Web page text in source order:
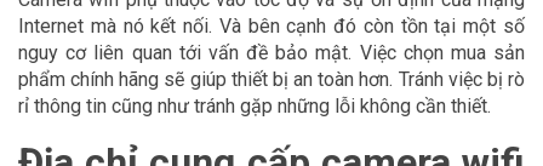
Internet mà nó kết nối. Và bên cạnh đó còn tồn tại một số
nguy cơ liên quan tới vấn đề bảo mật. Việc chọn mua sản
phẩm chính hãng sẽ giúp thiết bị an toàn hơn. Tránh việc bị rò
rỉ thông tin cũng như tránh gặp những lỗi không cần thiết.